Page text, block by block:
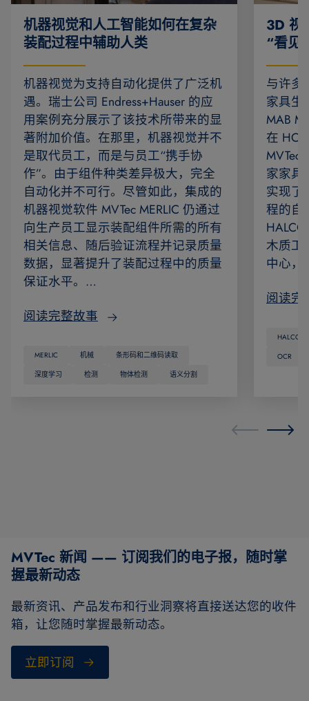
机器视觉和人工智能如何在复杂
装配过程中辅助人类
机器视觉为支持自动化提供了广泛机
遇。瑞士公司 Endress+Hauser 的应
用案例充分展示了该技术所带来的显
著附加价值。在那里，机器视觉并不
是取代员工，而是与员工“携手协
作”。由于组件种类差异极大，完全
自动化并不可行。尽管如此，集成的
机器视觉软件 MVTec MERLIC 仍通过
向生产员工显示装配组件所需的所有
相关信息、随后验证流程并记录质量
数据，显著提升了装配过程中的质量
保证水平。…
阅读完整故事
MERLIC 机械
条形码和二维码读取
深度学习
检测 物体检测 语义分割
3D 视
“看见
与许多
家具生
MAB
在
MVTec
家家具
实现了
程的自
木质工
中心，
阅读完
HALCON
OCR
MVTec 新闻 —— 订阅我们的电子报，随时掌
握最新动态
最新资讯、产品发布和行业洞察将直接送达您的收件
箱，让您随时掌握最新动态。
立即订阅